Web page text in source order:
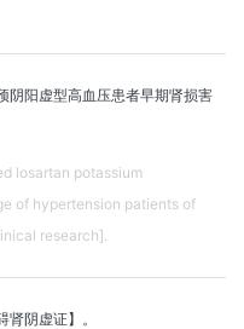
阴阳虚型高血压患者早期肾损害
losartan potassium
of hypertension patients of
research].
肾阴虚证】。